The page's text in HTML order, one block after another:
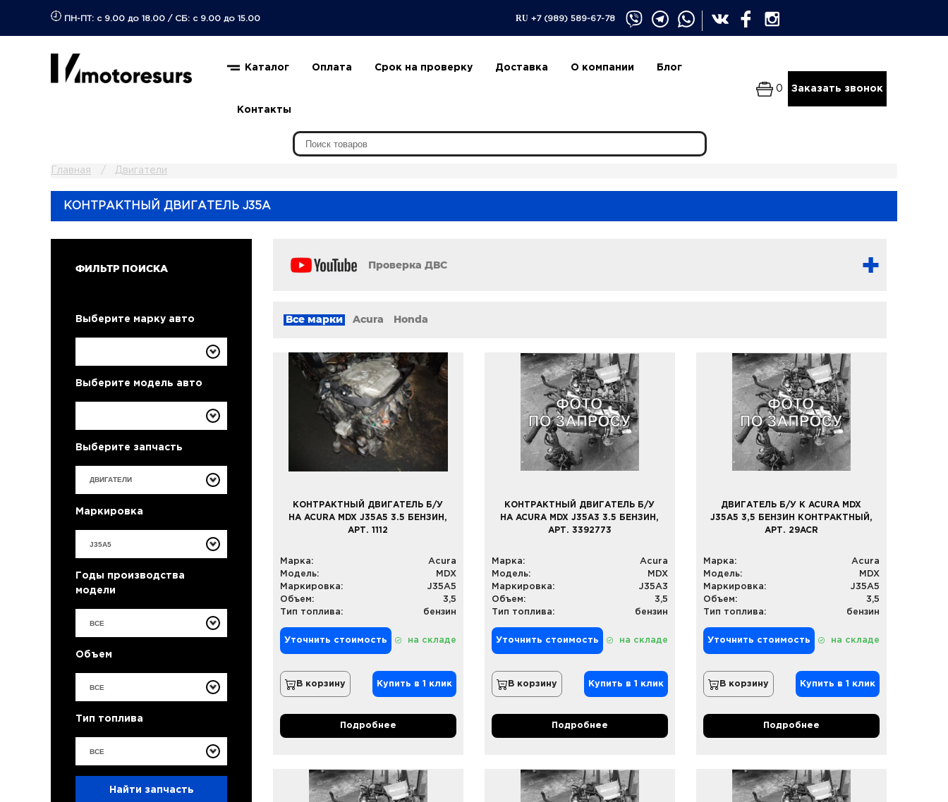
ПН-ПТ: с 9.00 до 18.00 / СБ: с 9.00 до 15.00 RU +7 (989) 589-67-78
Каталог Оплата Срок на проверку Доставка О компании Блог
Контакты
0 Заказать звонок
Главная Двигатели
КОНТРАКТНЫЙ ДВИГАТЕЛЬ J35A
ФИЛЬТР ПОИСКА
Выберите марку авто
Выберите модель авто
Выберите запчасть
Маркировка
Годы производства
модели
ВСЕ
Объем
ВСЕ
Тип топлива
ВСЕ
Найти запчасть
Проверка ДВС
Все марки Acura Honda
КОНТРАКТНЫЙ ДВИГАТЕЛЬ Б/У
НА ACURA MDX J35A5 3.5 БЕНЗИН,
АРТ. 1112
Марка:
Acura
Модель:
MDX
Маркировка:
J35A5
Объем:
3,5
Тип топлива:
бензин
Уточнить стоимость на складе
В корзину Купить в 1 клик
Подробнее
КОНТРАКТНЫЙ ДВИГАТЕЛЬ Б/У
НА ACURA MDX J35A3 3.5 БЕНЗИН,
АРТ. 3392773
Марка:
Acura
Модель:
MDX
Маркировка:
J35A3
Объем:
3,5
Тип топлива:
бензин
Уточнить стоимость на складе
В корзину Купить в 1 клик
Подробнее
ДВИГАТЕЛЬ Б/У К ACURA MDX
J35A5 3,5 БЕНЗИН КОНТРАКТНЫЙ,
АРТ. 29ACR
Марка:
Acura
Модель:
MDX
Маркировка:
J35A5
Объем:
3,5
Тип топлива:
бензин
Уточнить стоимость на складе
В корзину Купить в 1 клик
Подробнее